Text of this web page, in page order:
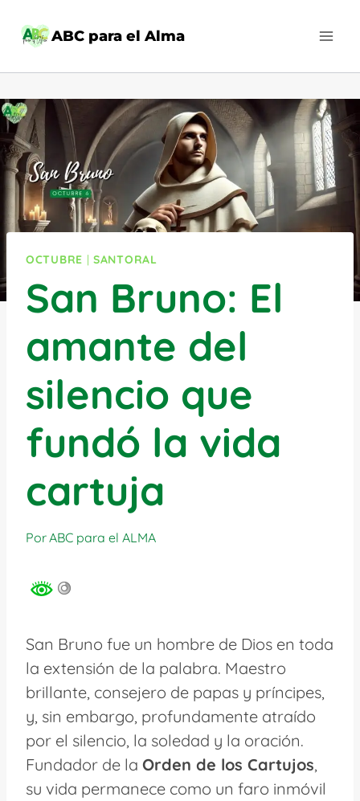
ABC para el Alma
OCTUBRE |SANTORAL
San Bruno: El
amante del
silencio que
fundó la vida
cartuja
PorABC para el ALMA
San Bruno fue un hombre de Dios en toda
la extensión de la palabra. Maestro
brillante, consejero de papas y príncipes,
y, sin embargo, profundamente atraído
por el silencio, la soledad y la oración.
Fundador de la Orden de los Cartujos,
su vida permanece como un faro inmóvil